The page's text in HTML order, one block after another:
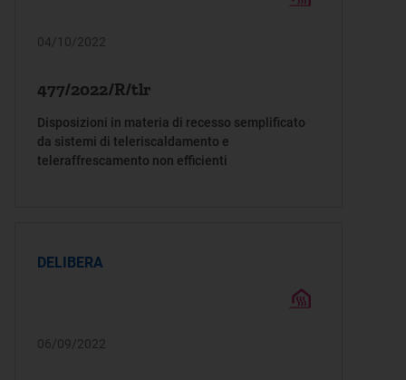
04/10/2022
477/2022/R/tlr
Disposizioni in materia di recesso semplificato
da sistemi di teleriscaldamento e
teleraffrescamento non efficienti
DELIBERA
06/09/2022